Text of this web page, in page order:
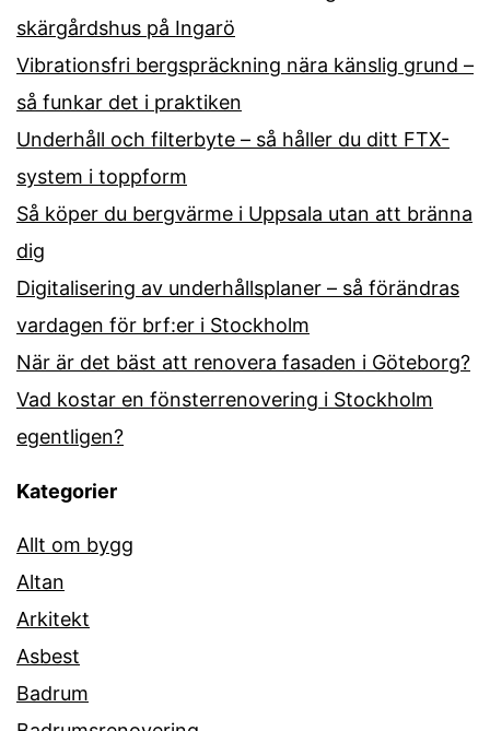
skärgårdshus på Ingarö
Vibrationsfri bergspräckning nära känslig grund –
så funkar det i praktiken
Underhåll och filterbyte – så håller du ditt FTX-
system i toppform
Så köper du bergvärme i Uppsala utan att bränna
dig
Digitalisering av underhållsplaner – så förändras
vardagen för brf:er i Stockholm
När är det bäst att renovera fasaden i Göteborg?
Vad kostar en fönsterrenovering i Stockholm
egentligen?
Kategorier
Allt om bygg
Altan
Arkitekt
Asbest
Badrum